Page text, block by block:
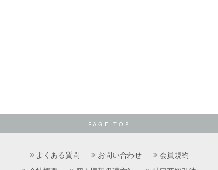
PAGE TOP
よくある質問 お問い合わせ
会員規約